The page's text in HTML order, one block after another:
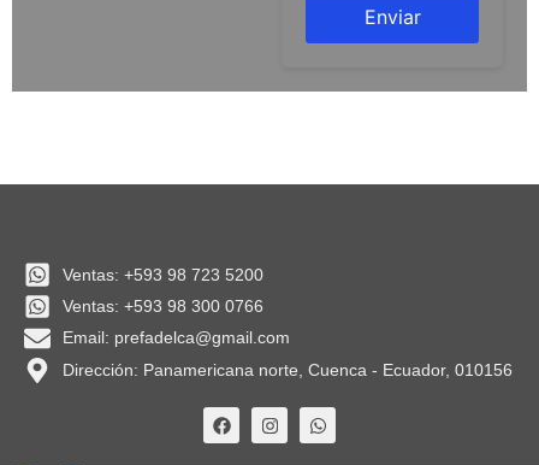
Ventas: +593 98 723 5200
Ventas: +593 98 300 0766
Email: prefadelca@gmail.com
Dirección: Panamericana norte, Cuenca - Ecuador, 010156